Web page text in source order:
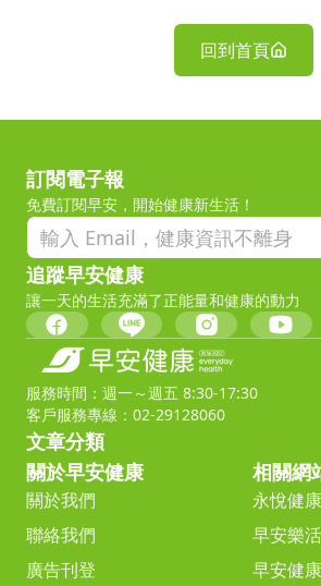
回到首頁
訂閱電子報
免費訂閱早安，開始健康新生活！
追蹤早安健康
讓一天的生活充滿了正能量和健康的動力
服務時間：週一～週五 8:30-17:30
客戶服務專線：02-29128060
文章分類
關於早安健康
關於我們
聯絡我們
廣告刊登
相關網
永悅健
早安樂活
早安健